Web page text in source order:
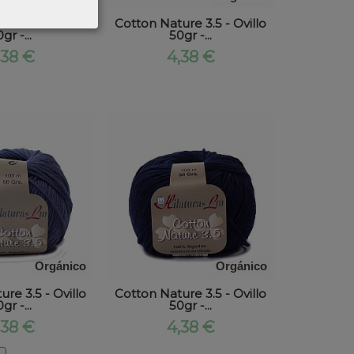
-...
€
Cotton Nature 3.5 - Ovillo
50gr -...
4,38 €
Orgánico
3.5 - Ovillo
-...
€
Orgánico
Cotton Nature 3.5 - Ovillo
50gr -...
4,38 €